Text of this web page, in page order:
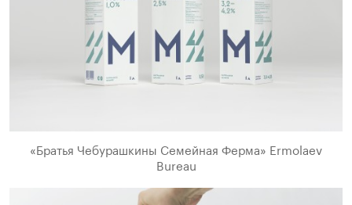
«Братья Чебурашкины Семейная Ферма» Ermolaev
Bureau